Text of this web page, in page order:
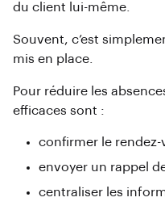
du client lui-même.
Souvent, c’est
mis en place.
Pour réduire les
efficaces sont :
confirmer le rendez-
envoyer un rappel
centraliser les